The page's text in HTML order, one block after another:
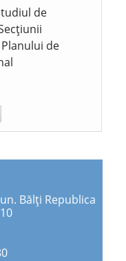
de
de
Bălți Republica